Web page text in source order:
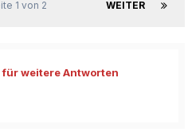
WEITER
1 von 2
weitere Antworten